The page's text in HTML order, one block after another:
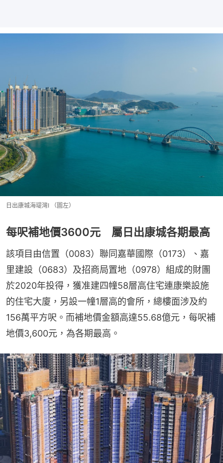
日出康城海瑅灣I （圖左）
每呎補地價3600元 屬日出康城各期最高
該項目由信置（0083）聯同嘉華國際（0173）、嘉
里建設（0683）及招商局置地（0978）組成的財團
於2020年投得，獲准建四幢58層高住宅連康樂設施
的住宅大廈，另設一幢1層高的會所，總樓面涉及約
156萬平方呎。而補地價金額高達55.68億元，每呎補
地價3,600元，為各期最高。